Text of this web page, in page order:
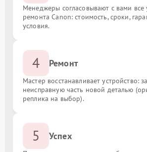
Менеджеры согласовывают с вами все
ремонта Canon: стоимость, сроки,
условия.
4 Ремонт
Мастер восстанавливает устройство:
неисправную часть новой деталью
реплика на выбор).
5 Успех